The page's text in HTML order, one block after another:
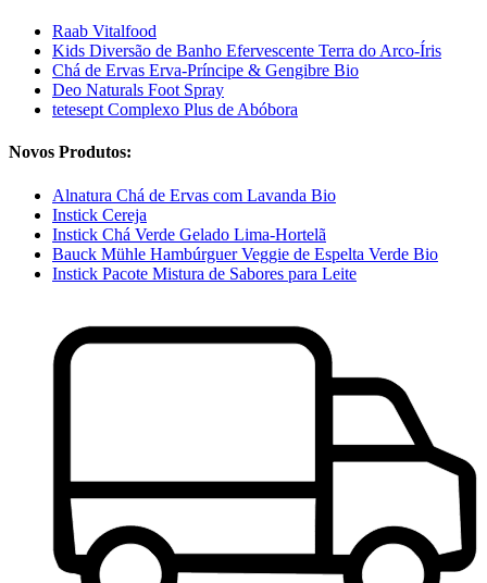
Raab Vitalfood
Kids Diversão de Banho Efervescente Terra do Arco-Íris
Chá de Ervas Erva-Príncipe & Gengibre Bio
Deo Naturals Foot Spray
tetesept Complexo Plus de Abóbora
Novos Produtos:
Alnatura Chá de Ervas com Lavanda Bio
Instick Cereja
Instick Chá Verde Gelado Lima-Hortelã
Bauck Mühle Hambúrguer Veggie de Espelta Verde Bio
Instick Pacote Mistura de Sabores para Leite